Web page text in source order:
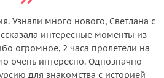
Узнали много нового, Светлана с
интересные моменты из
огромное, 2 часа пролетели на
очень интересно. Однозначно
для знакомства с историей